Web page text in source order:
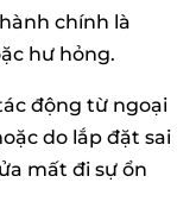
chính là
hư hỏng.
động từ ngoại
do lắp đặt sai
mất đi sự ổn